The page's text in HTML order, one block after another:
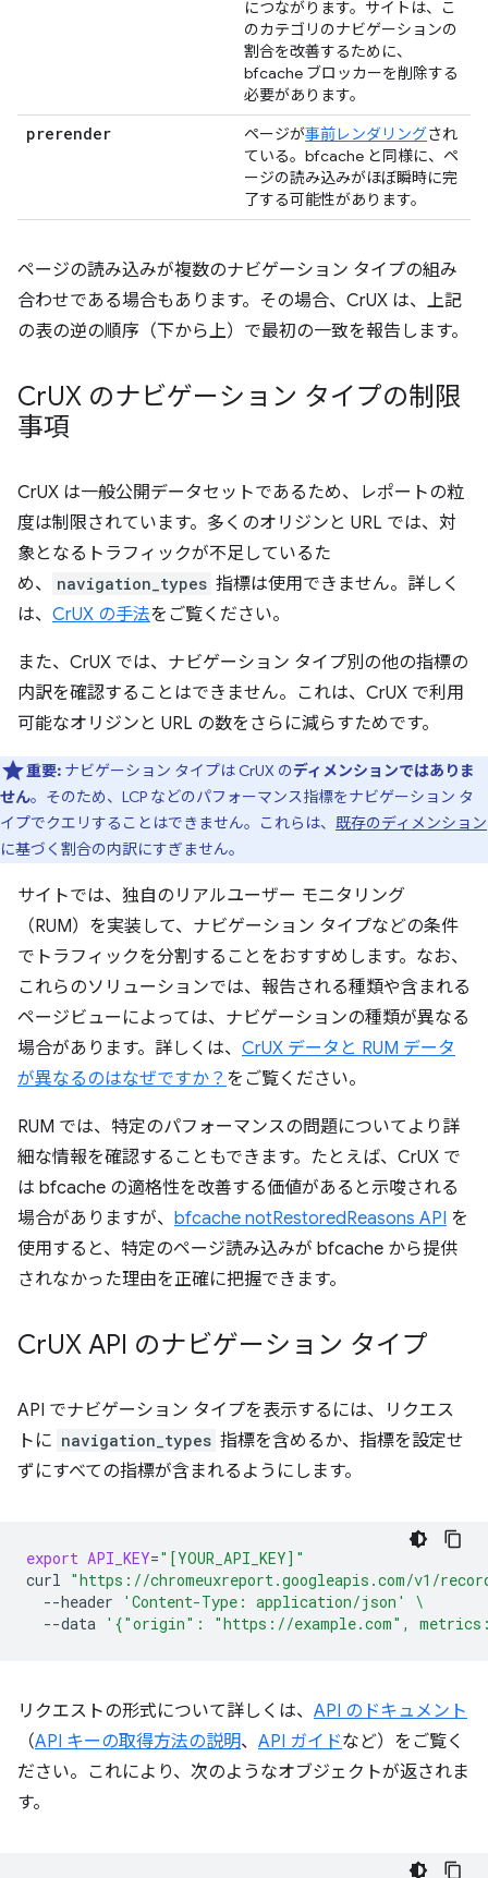
につながります。サイトは、こ
のカテゴリのナビゲーションの
割合を改善するために、
bfcache ブロッカーを削除する
必要があります。
prerender ページが事前レンダリングされ
ている。bfcache と同様に、ペ
ージの読み込みがほぼ瞬時に完
了する可能性があります。
ページの読み込みが複数のナビゲーション タイプの組み
合わせである場合もあります。その場合、CrUX は、上記
の表の逆の順序（下から上）で最初の一致を報告します。
CrUX のナビゲーション タイプの制限
事項
CrUX は一般公開データセットであるため、レポートの粒
度は制限されています。多くのオリジンと URL では、対
象となるトラフィックが不足しているた
め、
navigation_types 指標は使用できません。詳しく
は、 CrUX の手法をご覧ください。
また、CrUX では、ナビゲーション タイプ別の他の指標の
内訳を確認することはできません。これは、CrUX で利用
可能なオリジンと URL の数をさらに減らすためです。
重要: ナビゲーション タイプは CrUX のディメンションではありま
せん。そのため、LCP などのパフォーマンス指標をナビゲーション タ
イプでクエリすることはできません。これらは、 既存のディメンション
に基づく割合の内訳にすぎません。
サイトでは、独自のリアルユーザー モニタリング
（RUM）を実装して、ナビゲーション タイプなどの条件
でトラフィックを分割することをおすすめします。なお、
これらのソリューションでは、報告される種類や含まれる
ページビューによっては、ナビゲーションの種類が異なる
場合があります。詳しくは、 CrUX データと RUM データ
が異なるのはなぜですか？ をご覧ください。
RUM では、特定のパフォーマンスの問題についてより詳
細な情報を確認することもできます。たとえば、CrUX で
は bfcache の適格性を改善する価値があると示唆される
場合がありますが、 bfcache notRestoredReasons API を
使用すると、特定のページ読み込みが bfcache から提供
されなかった理由を正確に把握できます。
CrUX API のナビゲーション タイプ
API でナビゲーション タイプを表示するには、リクエス
トに navigation_types 指標を含めるか、指標を設定せ
ずにすべての指標が含まれるようにします。
export API_KEY="[YOUR_API_KEY]"
curl "https://chromeuxreport.googleapis.com/v1/
--header
'Content-Type: application/json'
\
--data '{"origin": "https://example.com",
リクエストの形式について詳しくは、 API のドキュメント
（API キーの取得方法の説明、 API ガイドなど）をご覧く
ださい。これにより、次のようなオブジェクトが返されま
す。